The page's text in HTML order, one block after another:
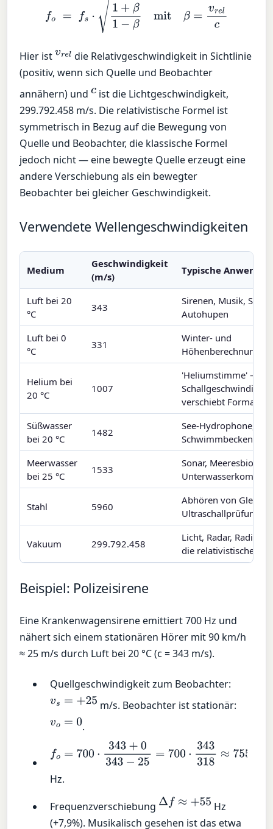
⋅1+ β1 −β
Hier istvrel die Relativgeschwindigkeit in Sichtlinie
(positiv, wenn sich Quelle und Beobachter
annähern) undcist die Lichtgeschwindigkeit,
299.792.458 m/s. Die relativistische Formel ist
symmetrisch in Bezug auf die Bewegung von
Quelle und Beobachter, die klassische Formel
jedoch nicht — eine bewegte Quelle erzeugt eine
andere Verschiebung als ein bewegter
Beobachter bei gleicher Geschwindigkeit.
Verwendete Wellengeschwindigkeiten
Medium
Geschwindigkeit
(m/s)
Typische
Luft bei 20
°C
343
Sirenen, Musik,
Autohupen
Luft bei 0
°C
331
Winter- und
Höhenberechnungen
Helium bei
20 °C
1007
'Heliumstimme' —
verschiebt
Süßwasser
bei 20 °C
1482
See-Hydrophone,
Schwimmbecken
Meerwasser
bei 25 °C
1533
Sonar,
Stahl 5960
Abhören von Gleisen,
Ultraschallprüfung
Vakuum 299.792.458
Licht, Radar, Radio
die relativistische
Beispiel: Polizeisirene
Eine Krankenwagensirene emittiert 700 Hz und
nähert sich einem stationären Hörer mit 90 km/h
≈ 25 m/s durch Luft bei 20 °C (c = 343 m/s).
Quellgeschwindigkeit zum Beobachter:
vs =+25
m/s. Beobachter ist stationär:
vo =0
.
fo =700⋅343 0343 −25= 700 ⋅343 318≈755,0
Hz.
Frequenzverschiebung Δf≈+55
Hz
(+7,9%). Musikalisch gesehen ist das etwa